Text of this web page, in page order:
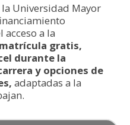
la Universidad Mayor
acceso a la
gratis,
durante la
y opciones de
adaptadas a la